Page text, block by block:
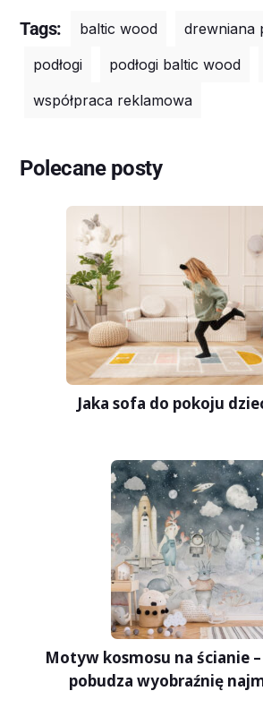
Tags: baltic wood
drewniana
podłogi
podłogi baltic wood
współpraca reklamowa
Polecane posty
Jaka sofa do pokoju
Motyw kosmosu na ścianie
pobudza wyobraźnię